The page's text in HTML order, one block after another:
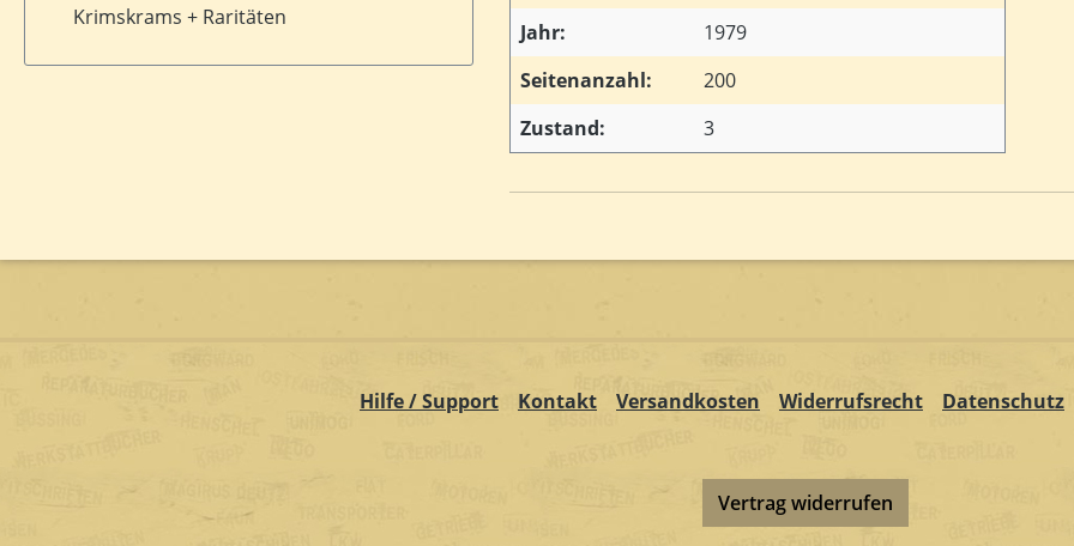
Krimskrams + Raritäten
Jahr:
1979
Seitenanzahl:
200
Zustand:
3
Hilfe / Support Kontakt Versandkosten Widerrufsrecht Datenschutz
Vertrag widerrufen